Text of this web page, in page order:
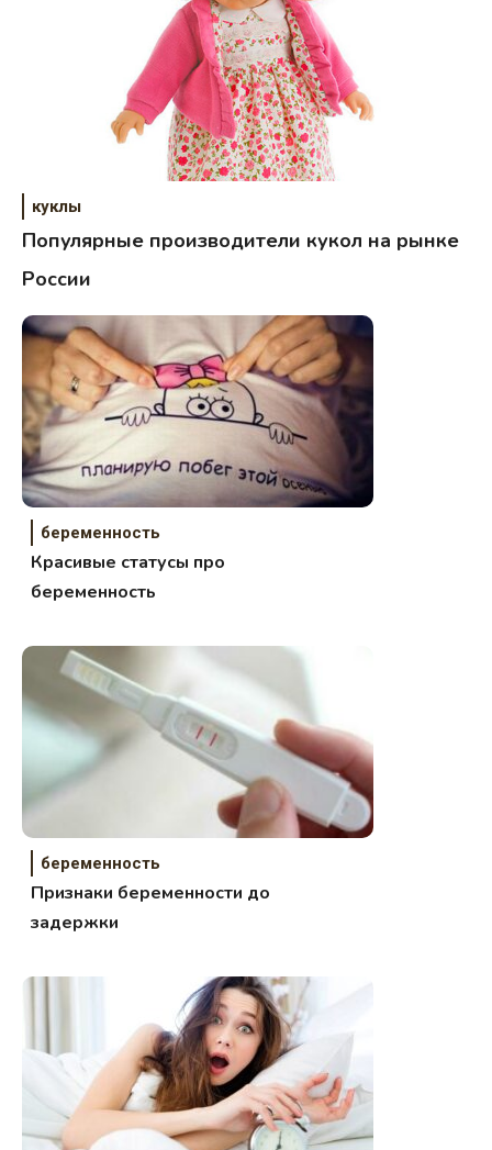
куклы
Популярные производители кукол на рынке
России
беременность
Красивые статусы про
беременность
беременность
Признаки беременности до
задержки